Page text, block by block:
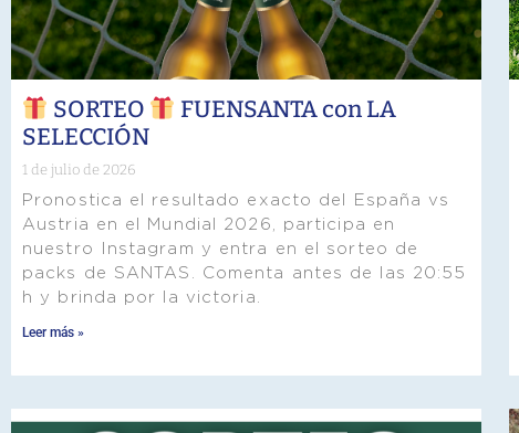
SORTEO
FUENSANTA con LA
SELECCIÓN
1 de julio de 2026
Pronostica el resultado exacto del España vs
Austria en el Mundial 2026, participa en
nuestro Instagram y entra en el sorteo de
packs de SANTAS. Comenta antes de las 20:55
h y brinda por la victoria.
Leer más »